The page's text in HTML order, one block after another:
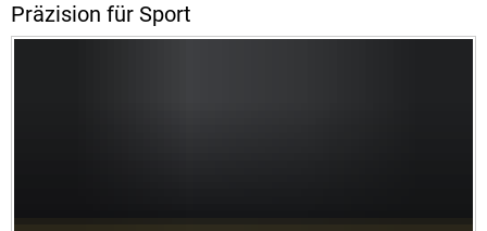
Präzision für Sport